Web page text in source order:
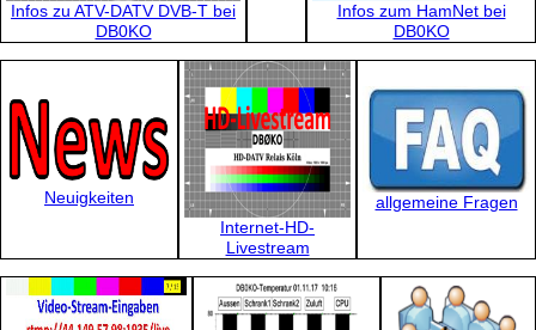
Infos zu ATV-DATV DVB-T bei
DB0KO
Infos zum HamNet bei
DB0KO
Neuigkeiten
Internet-HD-
Livestream
allgemeine Fragen